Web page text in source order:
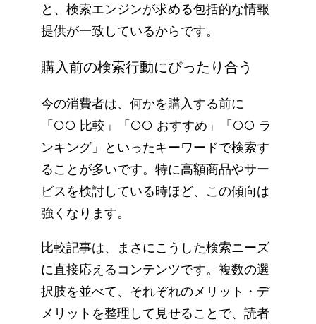
と、検索エンジンが求める包括的な情報
提供が一致しているからです。
購入前の検索行動にぴったり合う
今の消費者は、何かを購入する前に
「○○ 比較」「○○ おすすめ」「○○ ラ
ンキング」といったキーワードで検索す
ることが多いです。特に高額商品やサー
ビスを検討している時ほど、この傾向は
強くなります。
比較記事は、まさにこうした検索ニーズ
に直接応えるコンテンツです。複数の選
択肢を並べて、それぞれのメリット・デ
メリットを整理して見せることで、読者